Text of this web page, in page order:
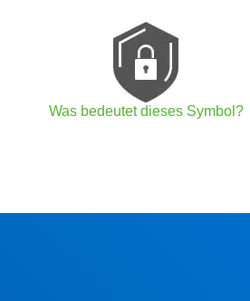
Was bedeutet dieses Symbol?